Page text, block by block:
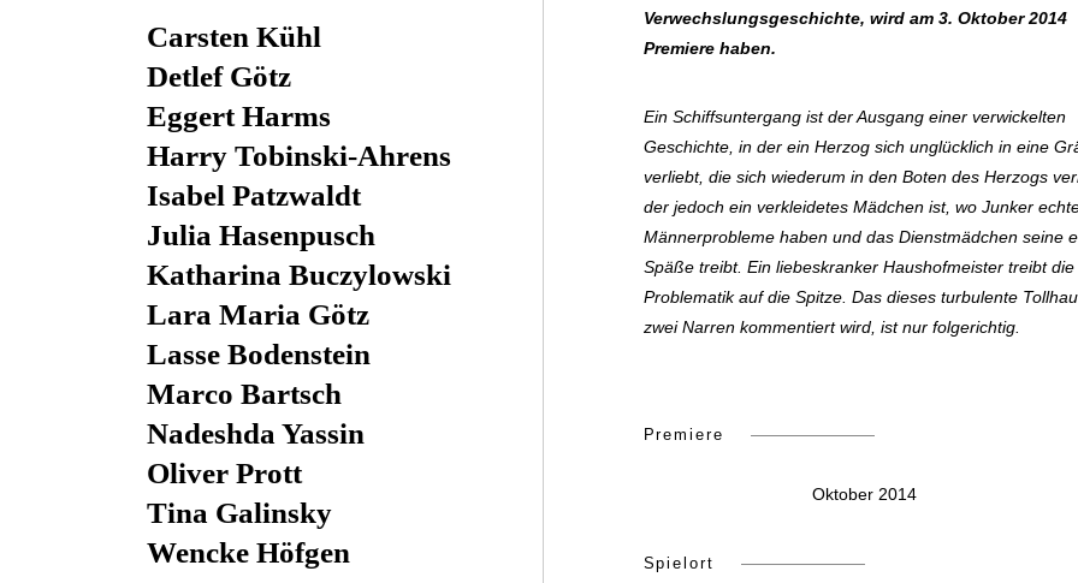
Carsten Kühl
Detlef Götz
Eggert Harms
Harry Tobinski-Ahrens
Isabel Patzwaldt
Julia Hasenpusch
Katharina Buczylowski
Lara Maria Götz
Lasse Bodenstein
Marco Bartsch
Nadeshda Yassin
Oliver Prott
Tina Galinsky
Wencke Höfgen
Verwechslungsgeschichte, wird am 3. Oktober 2014
Premiere haben.
Ein Schiffsuntergang ist der Ausgang einer verwickelten
Geschichte, in der ein Herzog sich unglücklich in eine
verliebt, die sich wiederum in den Boten des Herzogs
der jedoch ein verkleidetes Mädchen ist, wo Junker
Männerprobleme haben und das Dienstmädchen seine
Späße treibt. Ein liebeskranker Haushofmeister treibt die
Problematik auf die Spitze. Das dieses turbulente
zwei Narren kommentiert wird, ist nur folgerichtig.
Premiere
Oktober 2014
Spielort